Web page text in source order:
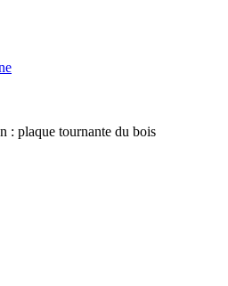
: plaque tournante du bois